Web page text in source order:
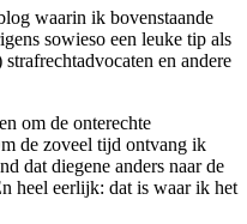
waarin ik bovenstaande
sowieso een leuke tip als
en andere
om de onterechte
de zoveel tijd ontvang ik
dat diegene anders naar de
heel eerlijk: dat is waar ik het